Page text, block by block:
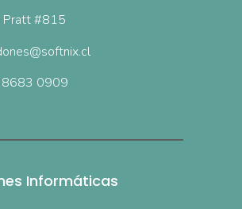
Pratt #815
0909
Informáticas